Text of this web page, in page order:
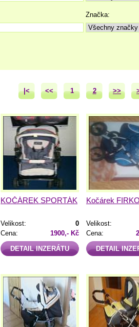
Značka:
|< << 1 2 >>
KOČÁREK SPORTÁK
Velikost:
0
Cena:
1900,- Kč
DETAIL INZERÁTU
Kočárek
Velikost:
Cena:
DETAIL